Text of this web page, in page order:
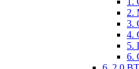
2.
3.
4.
5.
6.